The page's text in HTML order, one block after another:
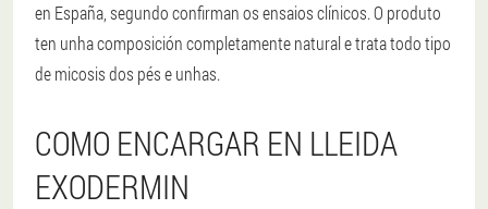
en España, segundo confirman os ensaios clínicos. O produto
ten unha composición completamente natural e trata todo tipo
de micosis dos pés e unhas.
COMO ENCARGAR EN LLEIDA
EXODERMIN